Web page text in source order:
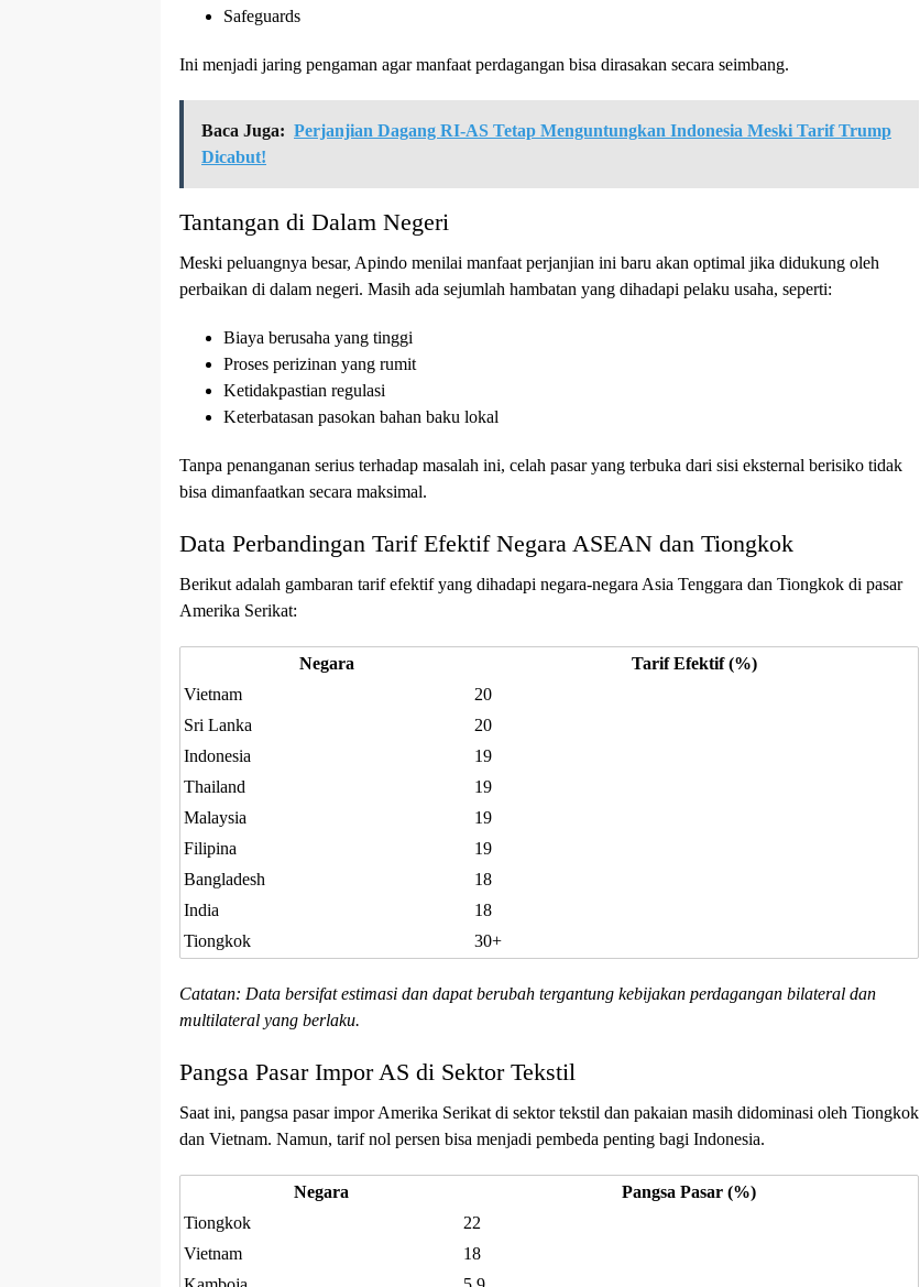
Safeguards
Ini menjadi jaring pengaman agar manfaat perdagangan bisa dirasakan secara seimbang.
Baca Juga: Perjanjian Dagang RI-AS Tetap Menguntungkan Indonesia Meski Tarif Trump
Dicabut!
Tantangan di Dalam Negeri
Meski peluangnya besar, Apindo menilai manfaat perjanjian ini baru akan optimal jika didukung oleh
perbaikan di dalam negeri. Masih ada sejumlah hambatan yang dihadapi pelaku usaha, seperti:
Biaya berusaha yang tinggi
Proses perizinan yang rumit
Ketidakpastian regulasi
Keterbatasan pasokan bahan baku lokal
Tanpa penanganan serius terhadap masalah ini, celah pasar yang terbuka dari sisi eksternal berisiko tidak
bisa dimanfaatkan secara maksimal.
Data Perbandingan Tarif Efektif Negara ASEAN dan Tiongkok
Berikut adalah gambaran tarif efektif yang dihadapi negara-negara Asia Tenggara dan Tiongkok di pasar
Amerika Serikat:
Negara
Tarif Efektif (%)
Vietnam
20
Sri Lanka
20
Indonesia
19
Thailand
19
Malaysia
19
Filipina
19
Bangladesh
18
India
18
Tiongkok
30+
Catatan: Data bersifat estimasi dan dapat berubah tergantung kebijakan perdagangan bilateral dan
multilateral yang berlaku.
Pangsa Pasar Impor AS di Sektor Tekstil
Saat ini, pangsa pasar impor Amerika Serikat di sektor tekstil dan pakaian masih didominasi oleh Tiongkok
dan Vietnam. Namun, tarif nol persen bisa menjadi pembeda penting bagi Indonesia.
Negara
Pangsa Pasar (%)
Tiongkok
22
Vietnam
18